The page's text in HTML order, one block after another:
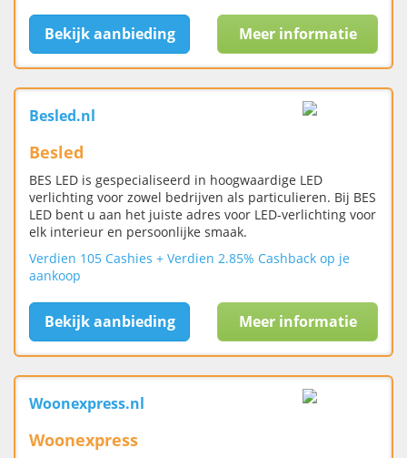
Bekijk aanbieding Meer informatie
Besled.nl
Besled
BES LED is gespecialiseerd in hoogwaardige LED
verlichting voor zowel bedrijven als particulieren. Bij BES
LED bent u aan het juiste adres voor LED-verlichting voor
elk interieur en persoonlijke smaak.
Verdien 105 Cashies + Verdien 2.85% Cashback op je
aankoop
Bekijk aanbieding Meer informatie
Woonexpress.nl
Woonexpress